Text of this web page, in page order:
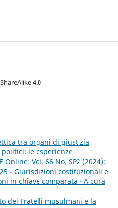
4.0
tra organi di giustizia
le esperienze
Online: Vol. 66 No. SP2 (2024):
- Giurisdizioni costituzionali e
in chiave comparata - A cura
dei Fratelli musulmani e la